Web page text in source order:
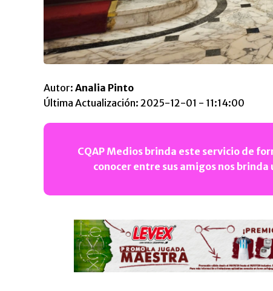
Autor: Analia Pinto
Última Actualización: 2025-12-01 - 11:14:00
CQAP Medios brinda este servicio de
conocer entre sus amigos nos